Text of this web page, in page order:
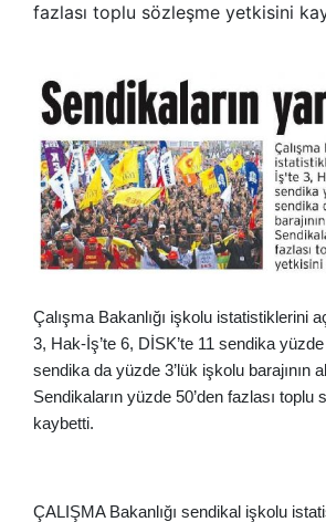
fazlası toplu sözleşme yetkisini
Çalışma Bakanlığı işkolu istatistiklerini
3, Hak-İş’te 6, DİSK’te 11 sendika yüzde
sendika da yüzde 3’lük işkolu barajının
Sendikaların yüzde 50’den fazlası
kaybetti.
ÇALIŞMA Bakanlığı sendikal işkolu